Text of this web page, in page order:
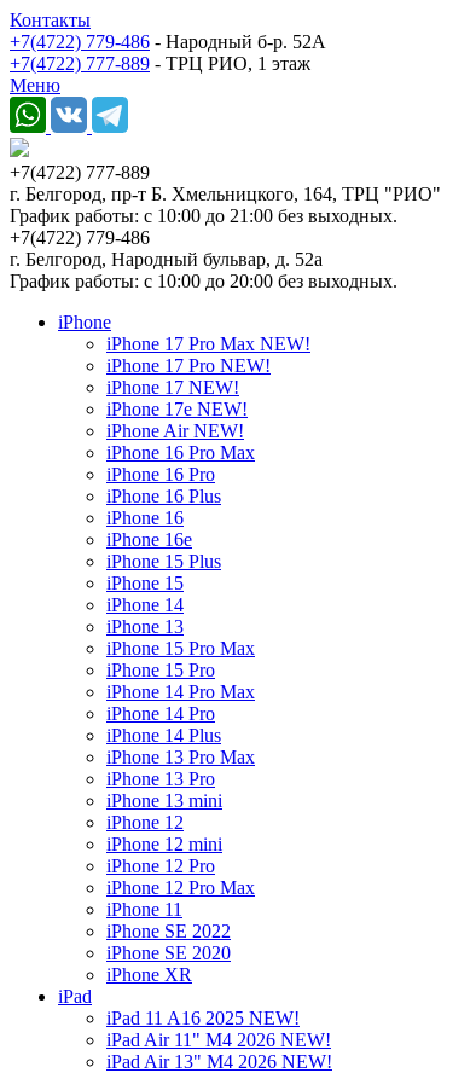
Контакты
+7(4722) 779-486 - Народный б-р. 52А
+7(4722) 777-889 - ТРЦ РИО, 1 этаж
Меню
+7(4722) 777-889
г. Белгород, пр-т Б. Хмельницкого, 164, ТРЦ "РИО"
График работы: с 10:00 до 21:00 без выходных.
+7(4722) 779-486
г. Белгород, Народный бульвар, д. 52а
График работы: с 10:00 до 20:00 без выходных.
iPhone
iPhone 17 Pro Max NEW!
iPhone 17 Pro NEW!
iPhone 17 NEW!
iPhone 17e NEW!
iPhone Air NEW!
iPhone 16 Pro Max
iPhone 16 Pro
iPhone 16 Plus
iPhone 16
iPhone 16e
iPhone 15 Plus
iPhone 15
iPhone 14
iPhone 13
iPhone 15 Pro Max
iPhone 15 Pro
iPhone 14 Pro Max
iPhone 14 Pro
iPhone 14 Plus
iPhone 13 Pro Max
iPhone 13 Pro
iPhone 13 mini
iPhone 12
iPhone 12 mini
iPhone 12 Pro
iPhone 12 Pro Max
iPhone 11
iPhone SE 2022
iPhone SE 2020
iPhone XR
iPad
iPad 11 A16 2025 NEW!
iPad Air 11" M4 2026 NEW!
iPad Air 13" M4 2026 NEW!